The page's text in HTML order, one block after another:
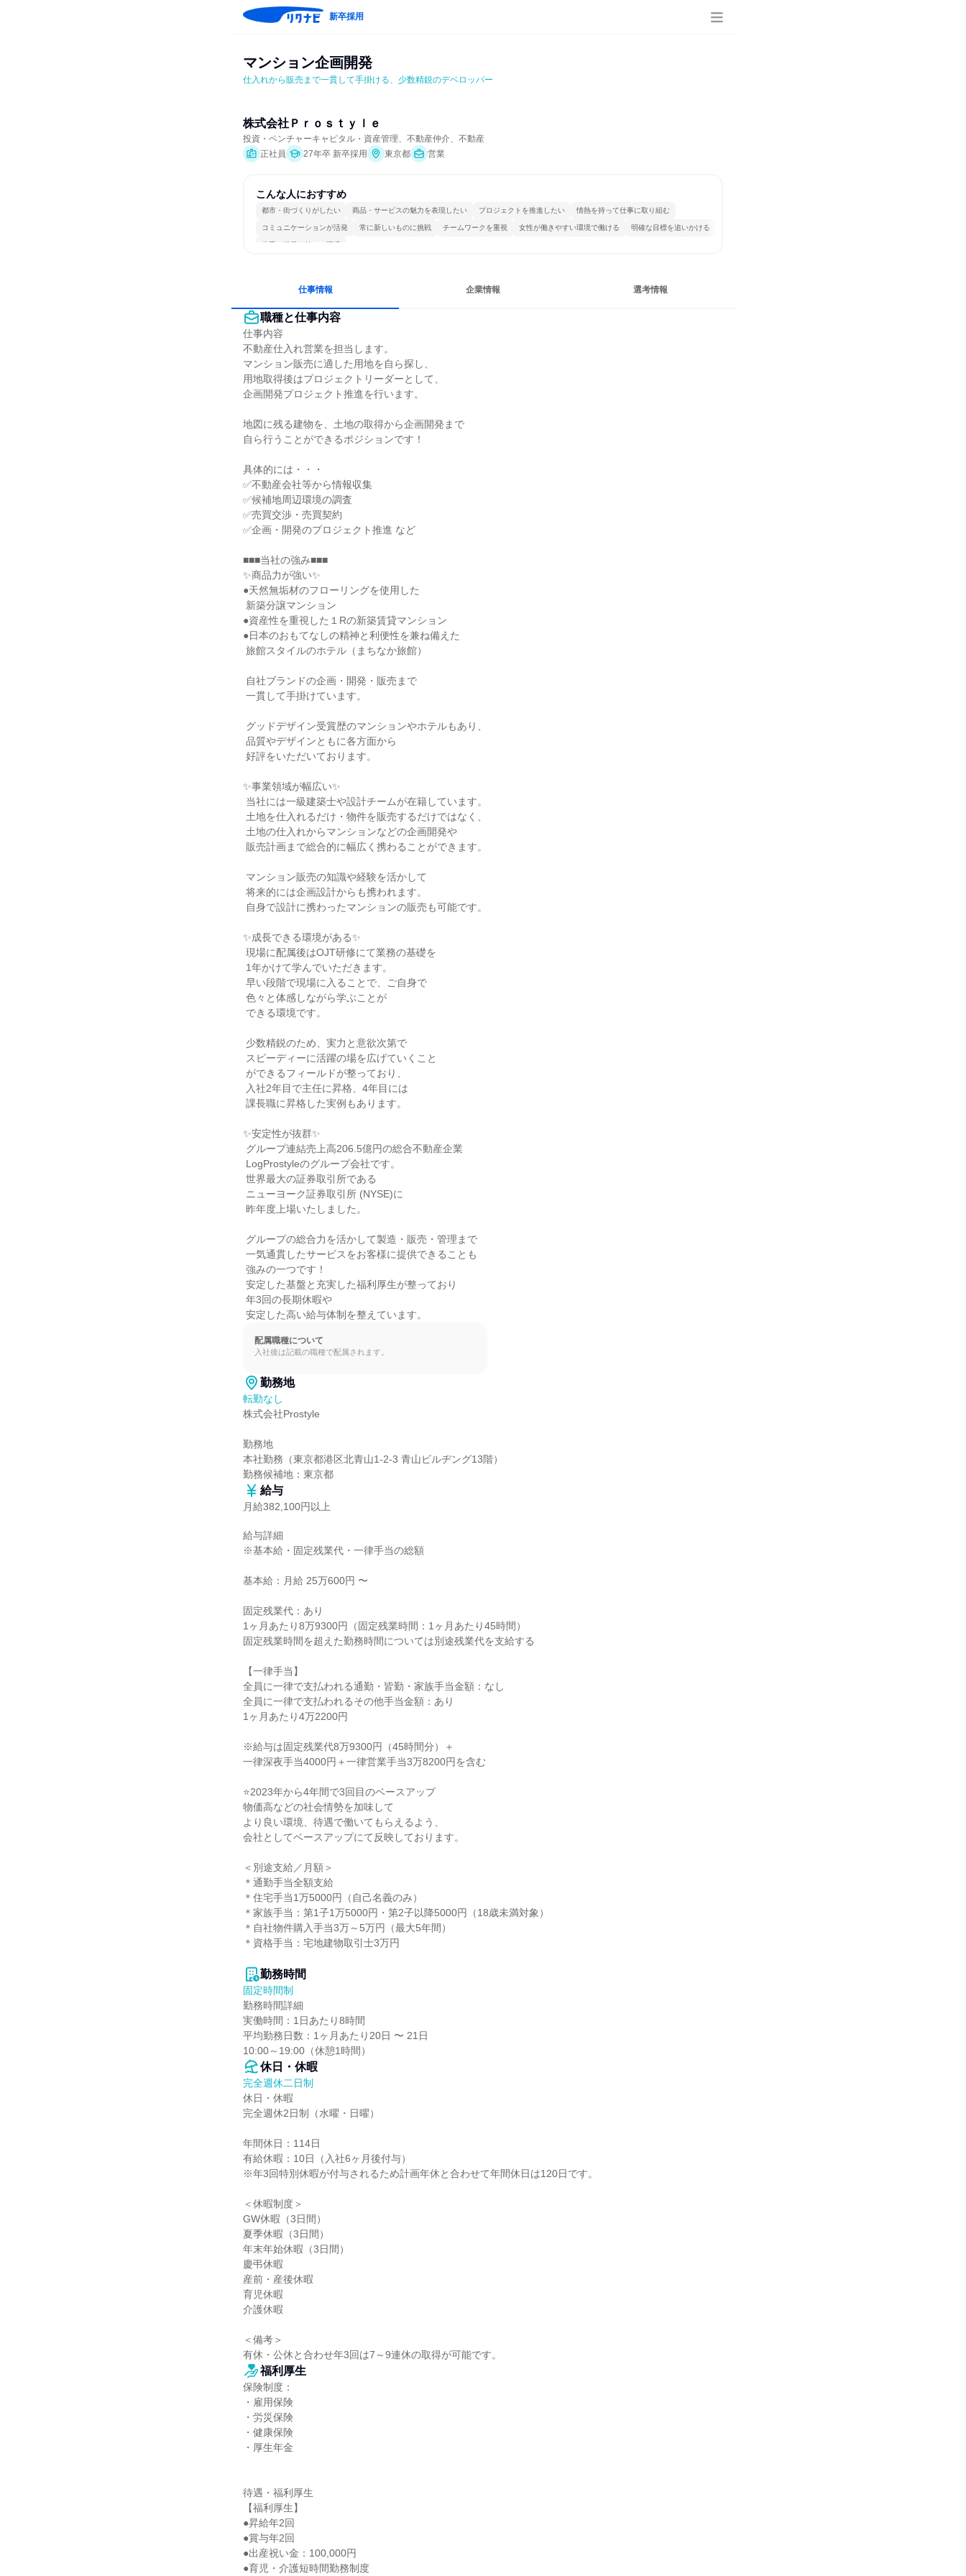
新卒採用
マンション企画開発
仕入れから販売まで一貫して手掛ける、少数精鋭のデベロッパー
株式会社Ｐｒｏｓｔｙｌｅ
投資・ベンチャーキャピタル・資産管理、不動産仲介、不動産
正社員
27年卒 新卒採用 東京都 営業
こんな人におすすめ
都市・街づくりがしたい 商品・サービスの魅力を表現したい プロジェクトを推進したい 情熱を持って仕事に取り組む
コミュニケーションが活発 常に新しいものに挑戦 チームワークを重視 女性が働きやすい環境で働ける 明確な目標を追いかける
若手が裁量を持てる環境
仕事情報 企業情報 選考情報
職種と仕事内容
仕事内容
不動産仕入れ営業を担当します。
マンション販売に適した用地を自ら探し、
用地取得後はプロジェクトリーダーとして、
企画開発プロジェクト推進を行います。
地図に残る建物を、土地の取得から企画開発まで
自ら行うことができるポジションです！
具体的には・・・
✅不動産会社等から情報収集
✅候補地周辺環境の調査
✅売買交渉・売買契約
✅企画・開発のプロジェクト推進 など
■■■当社の強み■■■
✨商品力が強い✨
●天然無垢材のフローリングを使用した
●資産性を重視した１Rの新築賃貸マンション
●日本のおもてなしの精神と利便性を兼ね備えた
✨事業領域が幅広い✨
✨成長できる環境がある✨
✨安定性が抜群✨
安定した高い給与体制を整えています。
配属職種について
入社後は記載の職種で配属されます。
勤務地
転勤なし
株式会社Prostyle
勤務地
本社勤務（東京都港区北青山1-2-3 青山ビルヂング13階）
勤務候補地：東京都
給与
月給382,100円以上
給与詳細
※基本給・固定残業代・一律手当の総額
基本給：月給 25万600円 〜
固定残業代：あり
1ヶ月あたり8万9300円（固定残業時間：1ヶ月あたり45時間）
固定残業時間を超えた勤務時間については別途残業代を支給する
【一律手当】
全員に一律で支払われる通勤・皆勤・家族手当金額：なし
全員に一律で支払われるその他手当金額：あり
1ヶ月あたり4万2200円
※給与は固定残業代8万9300円（45時間分）＋
一律深夜手当4000円＋一律営業手当3万8200円を含む
⭐️2023年から4年間で3回目のベースアップ
物価高などの社会情勢を加味して
より良い環境、待遇で働いてもらえるよう、
会社としてベースアップにて反映しております。
＜別途支給／月額＞
＊通勤手当全額支給
＊住宅手当1万5000円（自己名義のみ）
＊家族手当：第1子1万5000円・第2子以降5000円（18歳未満対象）
＊自社物件購入手当3万～5万円（最大5年間）
＊資格手当：宅地建物取引士3万円
勤務時間
固定時間制
勤務時間詳細
実働時間：1日あたり8時間
平均勤務日数：1ヶ月あたり20日 〜 21日
10:00～19:00（休憩1時間）
休日・休暇
完全週休二日制
休日・休暇
完全週休2日制（水曜・日曜）
年間休日：114日
有給休暇：10日（入社6ヶ月後付与）
※年3回特別休暇が付与されるため計画年休と合わせて年間休日は120日です。
＜休暇制度＞
GW休暇（3日間）
夏季休暇（3日間）
年末年始休暇（3日間）
慶弔休暇
産前・産後休暇
育児休暇
介護休暇
＜備考＞
有休・公休と合わせ年3回は7～9連休の取得が可能です。
福利厚生
保険制度：
・雇用保険
・労災保険
・健康保険
・厚生年金
待遇・福利厚生
【福利厚生】
●昇給年2回
●賞与年2回
●出産祝い金：100,000円
●育児・介護短時間勤務制度